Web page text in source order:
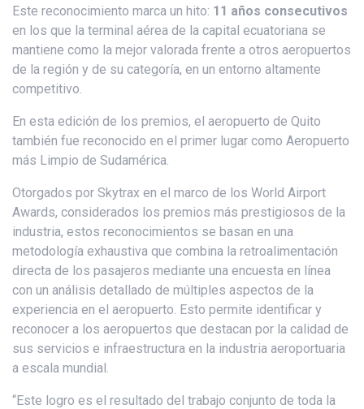
Este reconocimiento marca un hito: 11 años consecutivos
en los que la terminal aérea de la capital ecuatoriana se
mantiene como la mejor valorada frente a otros aeropuertos
de la región y de su categoría, en un entorno altamente
competitivo.
En esta edición de los premios, el aeropuerto de Quito
también fue reconocido en el primer lugar como Aeropuerto
más Limpio de Sudamérica.
Otorgados por Skytrax en el marco de los World Airport
Awards, considerados los premios más prestigiosos de la
industria, estos reconocimientos se basan en una
metodología exhaustiva que combina la retroalimentación
directa de los pasajeros mediante una encuesta en línea
con un análisis detallado de múltiples aspectos de la
experiencia en el aeropuerto. Esto permite identificar y
reconocer a los aeropuertos que destacan por la calidad de
sus servicios e infraestructura en la industria aeroportuaria
a escala mundial.
“Este logro es el resultado del trabajo conjunto de toda la